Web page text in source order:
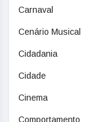
Carnaval
Cenário Musical
Cidadania
Cidade
Cinema
Comportamento